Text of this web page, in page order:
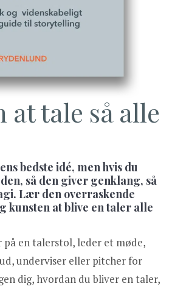
at tale så alle
bedste idé, men hvis du
så den giver genklang, så
Lær den overraskende
kunsten at blive en taler alle
på en talerstol, leder et møde,
underviser eller pitcher for
dig, hvordan du bliver en taler,